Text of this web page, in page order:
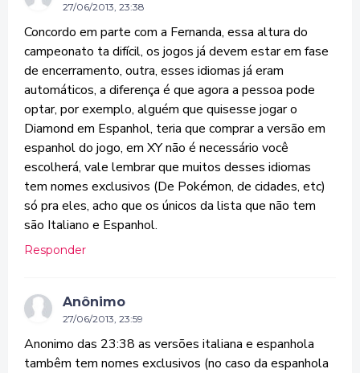
27/06/2013, 23:38
Concordo em parte com a Fernanda, essa altura do
campeonato ta difícil, os jogos já devem estar em fase
de encerramento, outra, esses idiomas já eram
automáticos, a diferença é que agora a pessoa pode
optar, por exemplo, alguém que quisesse jogar o
Diamond em Espanhol, teria que comprar a versão em
espanhol do jogo, em XY não é necessário você
escolherá, vale lembrar que muitos desses idiomas
tem nomes exclusivos (De Pokémon, de cidades, etc)
só pra eles, acho que os únicos da lista que não tem
são Italiano e Espanhol.
Responder
Anônimo
27/06/2013, 23:59
Anonimo das 23:38 as versões italiana e espanhola
tambêm tem nomes exclusivos (no caso da espanhola